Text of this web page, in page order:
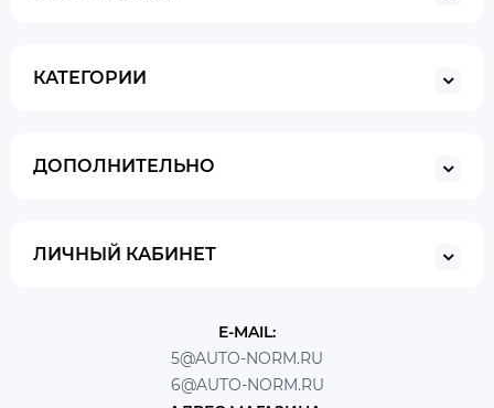
КАТЕГОРИИ
ДОПОЛНИТЕЛЬНО
ЛИЧНЫЙ КАБИНЕТ
E-MAIL:
5@AUTO-NORM.RU
6@AUTO-NORM.RU